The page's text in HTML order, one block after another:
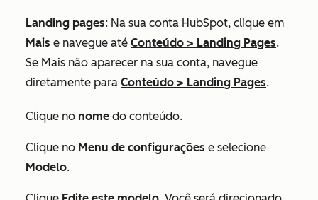
Landing pages: Na sua conta HubSpot, clique em
Mais e navegue até Conteúdo > Landing Pages.
Se Mais não aparecer na sua conta, navegue
diretamente para Conteúdo > Landing Pages.
Clique no nome do conteúdo.
Clique no Menu de configurações e selecione
Modelo.